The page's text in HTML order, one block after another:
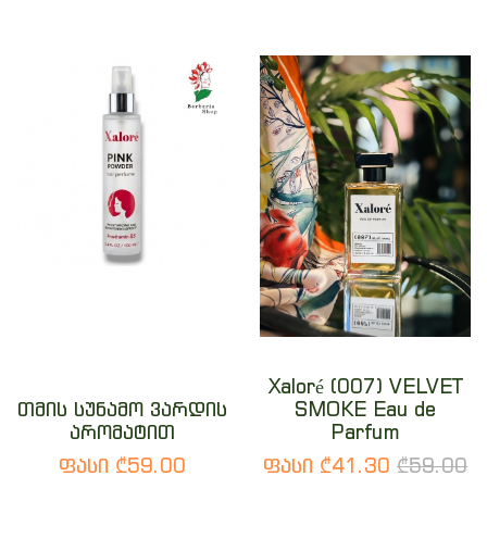
თმის სუნამო ვარდის
არომატით
ფასი ₾59.00
Xaloré (007) VELVET
SMOKE Eau de
Parfum
ფასი ₾41.30 ₾59.00